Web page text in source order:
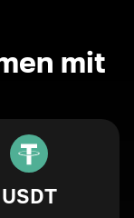
mit
USDT